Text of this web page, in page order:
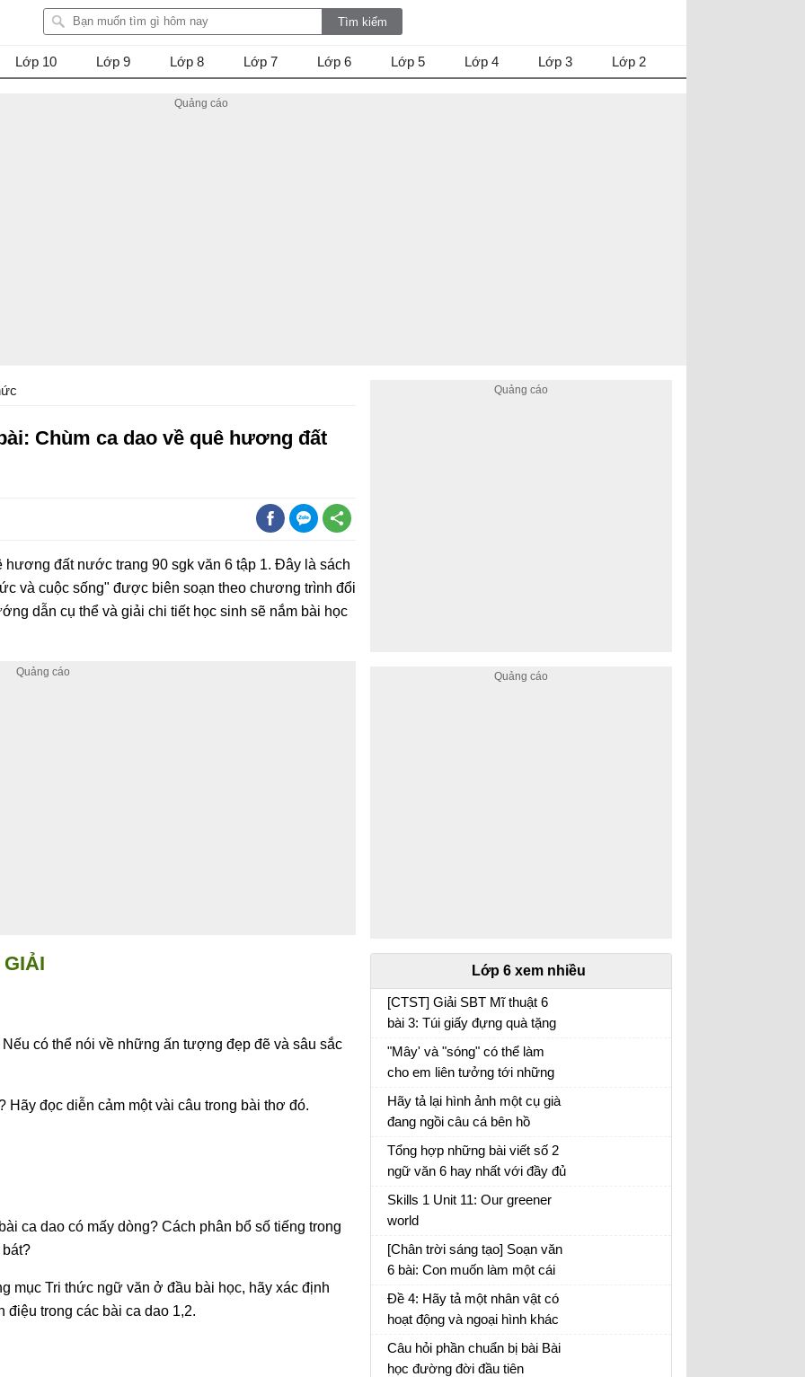
Lớp 10 Lớp 9 Lớp 8 Lớp 7 Lớp 6 Lớp 5 Lớp 4 Lớp 3 Lớp 2
Chùm ca dao về quê hương đất
đất nước trang 90 sgk văn 6 tập 1. Đây là sách
và cuộc sống" được biên soạn theo chương trình đổi
dẫn cụ thể và giải chi tiết học sinh sẽ nắm bài học
có thể nói về những ấn tượng đẹp đẽ và sâu sắc
đọc diễn cảm một vài câu trong bài thơ đó.
ca dao có mấy dòng? Cách phân bổ số tiếng trong
mục Tri thức ngữ văn ở đầu bài học, hãy xác định
điệu trong các bài ca dao 1,2.
Lớp 6 xem nhiều
[CTST] Giải SBT Mĩ thuật 6
bài 3: Túi giấy đựng quà tặng
"Mây' và "sóng" có thể làm
cho em liên tưởng tới những
đối tượng nào. Xác định biện
pháp tu từ được sử dụng
trong hình ảnh "bình minh
vàng", "vầng trăng bạc" và nêu
tác dụng của biện pháp tu từ
đó
Hãy tả lại hình ảnh một cụ già
đang ngồi câu cá bên hồ
Tổng hợp những bài viết số 2
ngữ văn 6 hay nhất với đầy đủ
các đề (5 đề)
Skills 1 Unit 11: Our greener
world
[Chân trời sáng tạo] Soạn văn
6 bài: Con muốn làm một cái
cây
Đề 4: Hãy tả một nhân vật có
hoạt động và ngoại hình khác
thường mà em đã có dịp quan
sát, đọc trong sách hoặc nghe
Câu hỏi phần chuẩn bị bài Bài
học đường đời đầu tiên